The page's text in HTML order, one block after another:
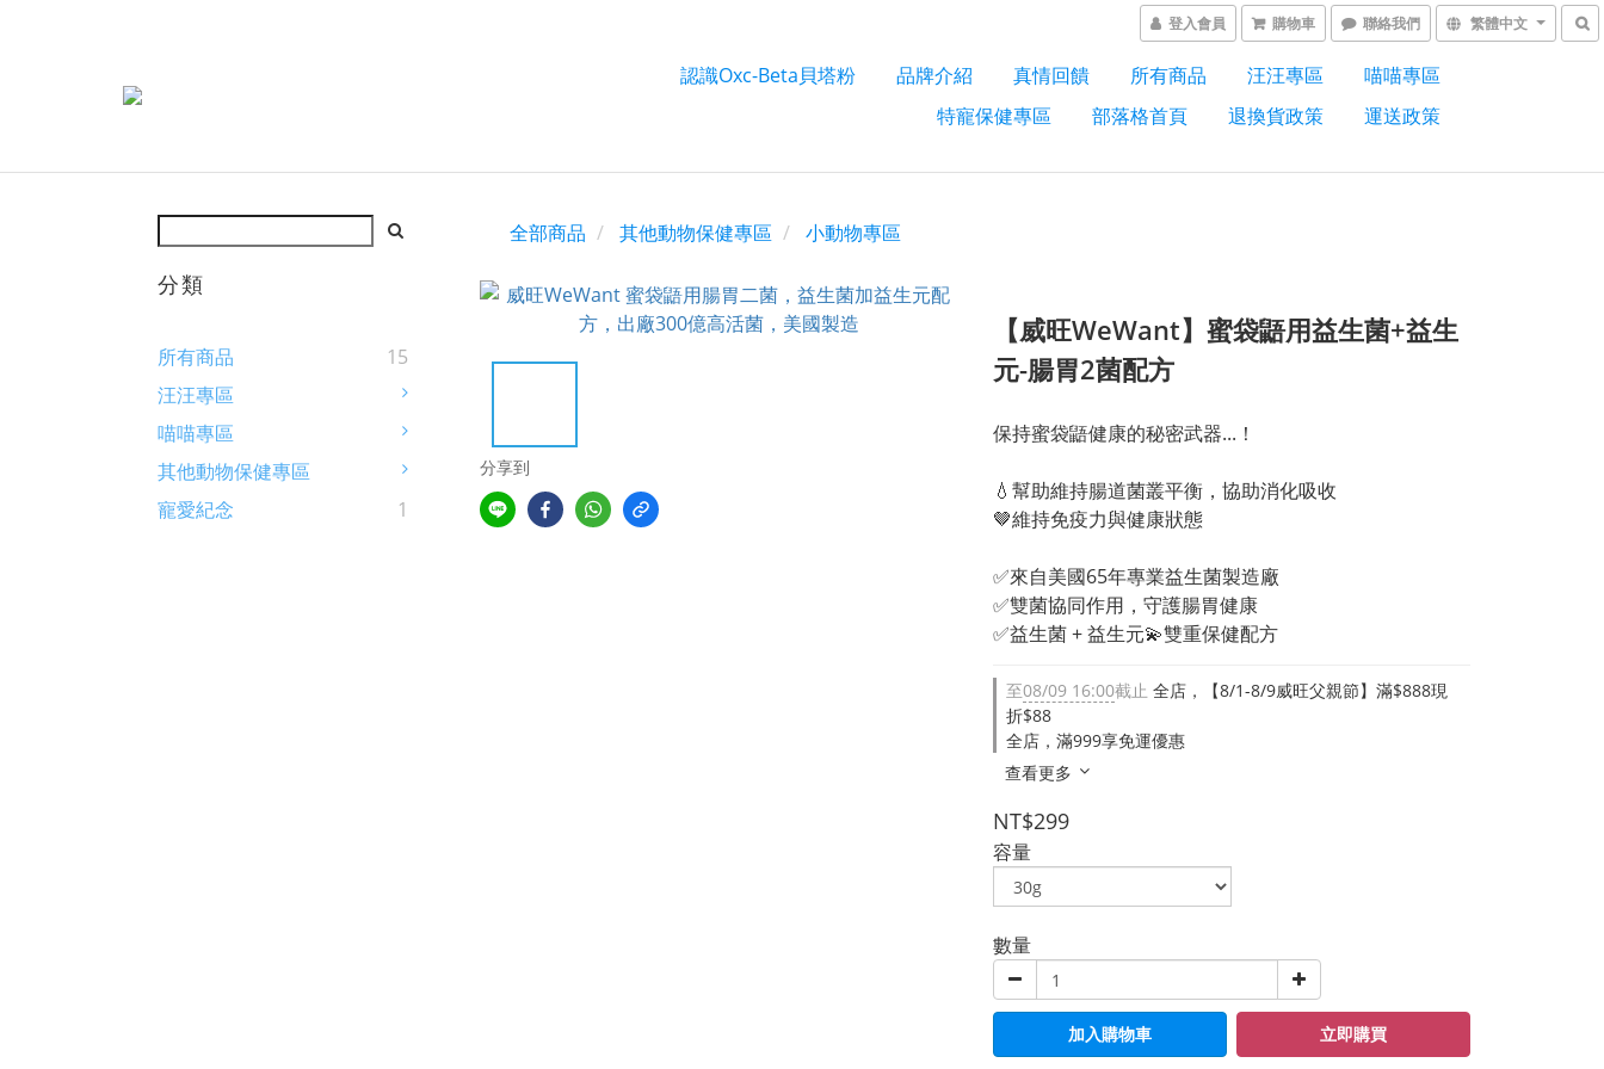
登入會員 購物車 聯絡我們 繁體中文
認識Oxc-Beta貝塔粉 品牌介紹 真情回饋 所有商品 汪汪專區
喵喵專區
特寵保健專區
部落格首頁 退換貨政策 運送政策
分類
所有商品
15
汪汪專區
喵喵專區
其他動物保健專區
寵愛紀念
1
全部商品 其他動物保健專區 小動物專區
分享到
【威旺WeWant】蜜袋鼯用益生菌+益生
元-腸胃2菌配方
保持蜜袋鼯健康的秘密武器...！
💧幫助維持腸道菌叢平衡，協助消化吸收
🤎維持免疫力與健康狀態
✅來自美國65年專業益生菌製造廠
✅雙菌協同作用，守護腸胃健康
✅益生菌 + 益生元💫雙重保健配方
至08/09 16:00截止 全店，【8/1-8/9威旺父親節】滿$888現
折$88
全店，滿999享免運優惠
查看更多
NT$299
容量
數量
加入購物車 立即購買